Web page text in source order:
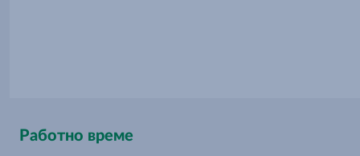
Работно време